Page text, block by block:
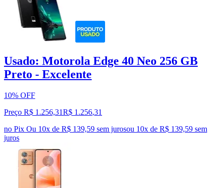
Usado: Motorola Edge 40 Neo 256 GB
Preto - Excelente
10% OFF
Preço R$ 1.256,31R$ 1.256,31
no Pix Ou 10x de R$ 139,59 sem jurosou 10x de R$ 139,59 sem
juros